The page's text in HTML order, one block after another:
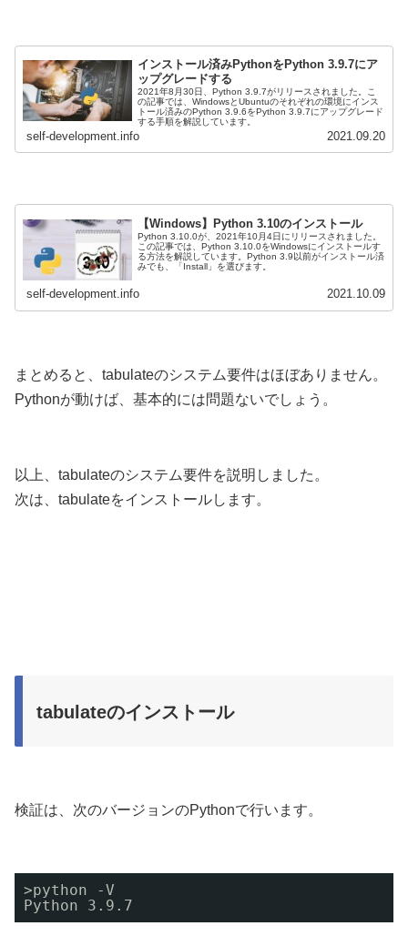
インストール済みPythonをPython 3.9.7にア
ップグレードする
2021年8月30日、Python 3.9.7がリリースされました。こ
の記事では、WindowsとUbuntuのそれぞれの環境にインス
トール済みのPython 3.9.6をPython 3.9.7にアップグレード
する手順を解説しています。
self-development.info 2021.09.20
【Windows】Python 3.10のインストール
Python 3.10.0が、2021年10月4日にリリースされました。
この記事では、Python 3.10.0をWindowsにインストールす
る方法を解説しています。Python 3.9以前がインストール済
みでも、「Install」を選びます。
self-development.info 2021.10.09
まとめると、tabulateのシステム要件はほぼありません。
Pythonが動けば、基本的には問題ないでしょう。
以上、tabulateのシステム要件を説明しました。
次は、tabulateをインストールします。
tabulateのインストール
検証は、次のバージョンのPythonで行います。
>python -V
Python 3.9.7